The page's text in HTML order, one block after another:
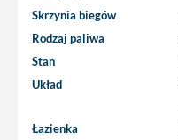
Skrzynia biegów
Rodzaj paliwa
Stan
Układ
Łazienka